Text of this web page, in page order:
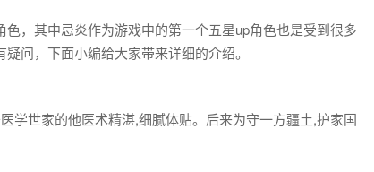
，其中忌炎作为游戏中的第一个五星up角色也是受到很多
问，下面小编给大家带来详细的介绍。
学世家的他医术精湛,细腻体贴。后来为守一方疆土,护家国